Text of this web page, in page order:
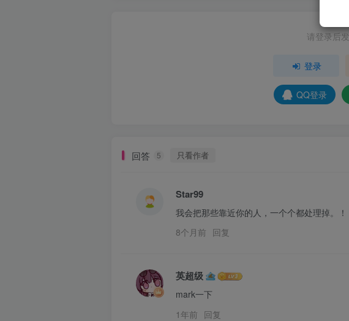
请登录后
登录
QQ登录
回答 5 只看作者
Star99
我会把那些靠近你的人，一个个都处理掉。！
8个月前 回复
英超级
mark一下
1年前 回复